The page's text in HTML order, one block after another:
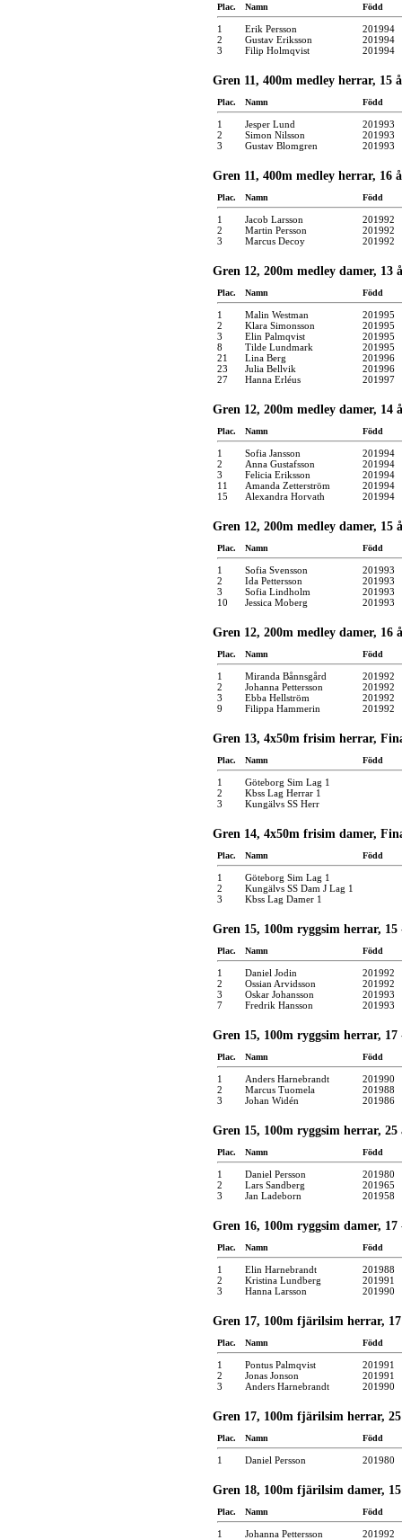
Plac. Namn Född
1 Erik Persson
201994
2
Gustav Eriksson
201994
3
Filip Holmqvist 201994
Gren 11, 400m medley herrar, 15
Plac. Namn Född
1 Jesper Lund
201993
2
Simon Nilsson
201993
3
Gustav Blomgren 201993
Gren 11, 400m medley herrar, 16
Plac. Namn Född
1 Jacob Larsson
201992
2
Martin Persson
201992
3
Marcus Decoy 201992
Gren 12, 200m medley damer, 13
Plac. Namn Född
1 Malin Westman
201995
2
Klara Simonsson
201995
3
Elin Palmqvist
201995
8
Tilde Lundmark
201995
21
Lina Berg
201996
23
Julia Bellvik
201996
27
Hanna Erléus 201997
Gren 12, 200m medley damer, 14
Plac. Namn Född
1 Sofia Jansson
201994
2
Anna Gustafsson
201994
3
Felicia Eriksson
201994
11
Amanda Zetterström
201994
15
Alexandra Horvath 201994
Gren 12, 200m medley damer, 15
Plac. Namn Född
1 Sofia Svensson
201993
2
Ida Pettersson
201993
3
Sofia Lindholm
201993
10
Jessica Moberg 201993
Gren 12, 200m medley damer, 16
Plac. Namn Född
1 Miranda Bånnsgård
201992
2
Johanna Pettersson
201992
3
Ebba Hellström
201992
9
Filippa Hammerin 201992
Gren 13, 4x50m frisim herrar,
Plac. Namn Född
1
Göteborg Sim Lag 1
2
Kbss Lag Herrar 1
3
Kungälvs SS Herr
Gren 14, 4x50m frisim damer,
Plac. Namn Född
1
Göteborg Sim Lag 1
2
Kungälvs SS Dam J Lag 1
3
Kbss Lag Damer 1
Gren 15, 100m ryggsim herrar,
Plac. Namn Född
1 Daniel Jodin
201992
2
Ossian Arvidsson
201992
3
Oskar Johansson
201993
7
Fredrik Hansson 201993
Gren 15, 100m ryggsim herrar,
Plac. Namn Född
1 Anders Harnebrandt
201990
2
Marcus Tuomela
201988
3
Johan Widén 201986
Gren 15, 100m ryggsim herrar,
Plac. Namn Född
1 Daniel Persson
201980
2
Lars Sandberg
201965
3
Jan Ladeborn 201958
Gren 16, 100m ryggsim damer,
Plac. Namn Född
1 Elin Harnebrandt
201988
2
Kristina Lundberg
201991
3
Hanna Larsson 201990
Gren 17, 100m fjärilsim herrar,
Plac. Namn Född
1 Pontus Palmqvist
201991
2
Jonas Jonson
201991
3
Anders Harnebrandt 201990
Gren 17, 100m fjärilsim herrar,
Plac. Namn Född
1 Daniel Persson 201980
Gren 18, 100m fjärilsim damer,
Plac. Namn Född
1 Johanna Pettersson
201992